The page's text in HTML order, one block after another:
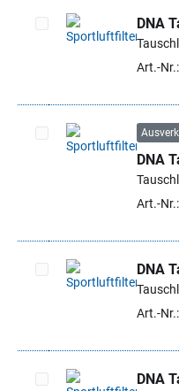
Artikel auswählen
DNA
Art.-
Artikel auswählen
DNA
Art.-
Artikel auswählen
DNA
Art.-
DNA